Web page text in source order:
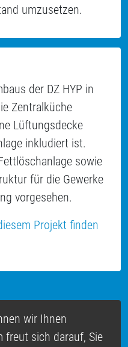
umzusetzen.
der DZ HYP in
Zentralküche
Lüftungsdecke
inkludiert ist.
sowie
für die Gewerke
vorgesehen.
Projekt finden
wir Ihnen
freut sich darauf, Sie